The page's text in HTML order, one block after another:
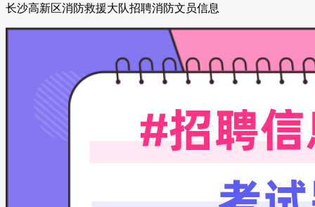
长沙高新区消防救援大队招聘消防文员信息